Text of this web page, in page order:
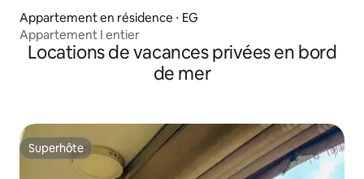
Appartement en résidence ⋅ EG
Appartement I entier
Locations de vacances privées en bord
de mer
Superhôte
Superhôte